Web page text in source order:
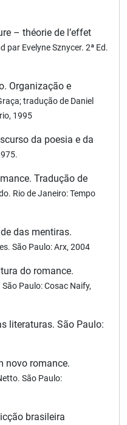
– théorie de l’effet
par Evelyne Sznycer. 2ª Ed.
Organização e
tradução de Daniel
1995
da poesia e da
Tradução de
Rio de Janeiro: Tempo
das mentiras.
São Paulo: Arx, 2004
do romance.
Paulo: Cosac Naify,
literaturas. São Paulo:
novo romance.
São Paulo:
brasileira